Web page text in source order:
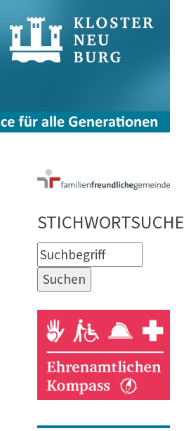
STICHWORTSUCHE